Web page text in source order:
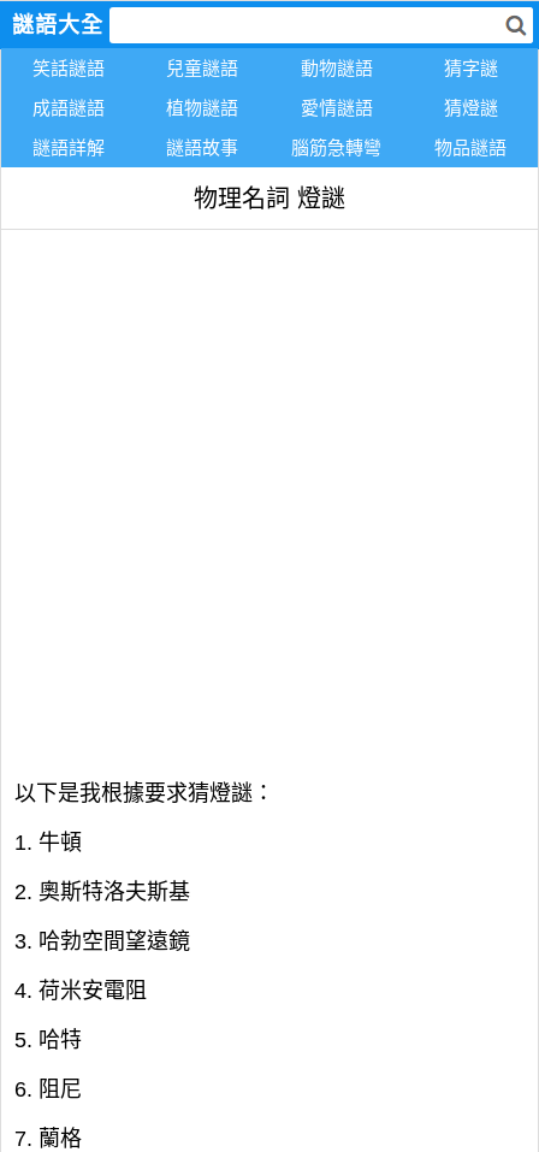
謎語大全
笑話謎語 兒童謎語 動物謎語
猜字謎
成語謎語
植物謎語 愛情謎語
猜燈謎
謎語詳解
謎語故事 腦筋急轉彎 物品謎語
物理名詞 燈謎
以下是我根據要求猜燈謎：
1. 牛頓
2. 奧斯特洛夫斯基
3. 哈勃空間望遠鏡
4. 荷米安電阻
5. 哈特
6. 阻尼
7. 蘭格